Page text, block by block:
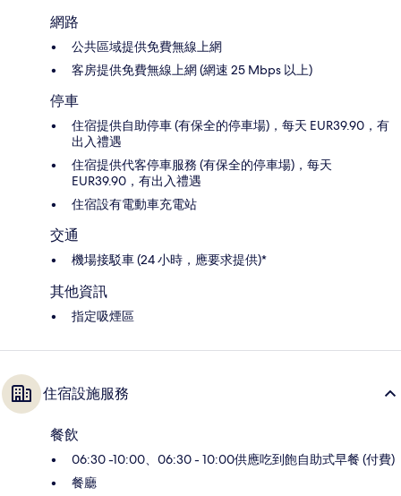
網路
公共區域提供免費無線上網
客房提供免費無線上網 (網速 25 Mbps 以上)
停車
住宿提供自助停車 (有保全的停車場)，每天 EUR39.90，有
出入禮遇
住宿提供代客停車服務 (有保全的停車場)，每天
EUR39.90，有出入禮遇
住宿設有電動車充電站
交通
機場接駁車 (24 小時，應要求提供)*
其他資訊
指定吸煙區
住宿設施服務
餐飲
06:30 -10:00、06:30 - 10:00供應吃到飽自助式早餐 (付費)
餐廳